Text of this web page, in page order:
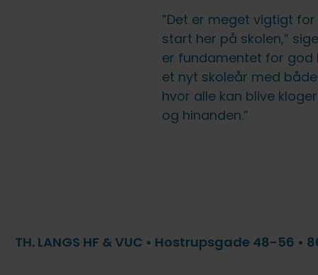
”Det er meget vigtigt
start her på skolen,”
er fundamentet for god
et nyt skoleår med
hvor alle kan blive
og hinanden.”
TH. LANGS HF & VUC • Hostrupsgade 48-56